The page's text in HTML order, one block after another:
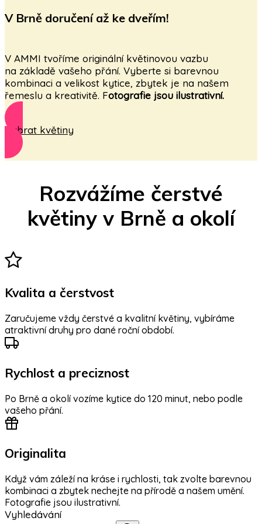
V Brně doručení až ke dveřím!
V AMMI tvoříme originální květinovou vazbu
na základě vašeho přání. Vyberte si barevnou
kombinaci a velikost kytice, zbytek je na našem
řemeslu a kreativitě. Fotografie jsou ilustrativní.
Vybrat květiny
Rozvážíme čerstvé
květiny v Brně a okolí
Kvalita a čerstvost
Zaručujeme vždy čerstvé a kvalitní květiny, vybíráme
atraktivní druhy pro dané roční období.
Rychlost a preciznost
Po Brně a okolí vozíme kytice do 120 minut, nebo podle
vašeho přání.
Originalita
Když vám záleží na kráse i rychlosti, tak zvolte barevnou
kombinaci a zbytek nechejte na přírodě a našem umění.
Fotografie jsou ilustrativní.
Vyhledávání